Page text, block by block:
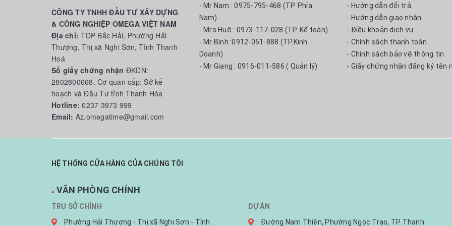
CÔNG TY TNHH ĐẦU TƯ XÂY DỰNG
& CÔNG NGHIỆP OMEGA VIỆT NAM
Địa chỉ:TDP Bắc Hải, Phường Hải
Thượng, Thị xã Nghi Sơn, Tỉnh Thanh
Hoá
Số giấy chứng nhận ĐKDN:
2802800068. Cơ quan cấp: Sở kế
hoạch và Đầu Tư tỉnh Thanh Hóa
Hotline:0237 3973 999
Email: Az.omegatime@gmail.com
- Mr Nam : 0975-795-468 (TP. Phía
Nam)
- Mrs Huệ : 0973-117-028 (TP. Kế toán)
- Mr Bình :0912-051-888 (TP.Kinh
Doanh)
- Mr Giang : 0916-011-586 ( Quản lý)
- Hướng dẫn đổi trả
- Hướng dẫn giao nhận
- Điều khoản dịch vụ
- Chính sách thanh toán
- Chính sách bảo vệ thông tin
- Giấy chứng nhận đăng ký tên
HỆ THỐNG CỬA HÀNG CỦA CHÚNG TÔI
. VĂN PHÒNG CHÍNH
TRỤ SỞ CHÍNH
Phường Hải Thượng - Thị xã Nghi Sơn - Tỉnh
DỰ ÁN
Đường Nam Thiên, Phường Ngọc Trạo, TP Thanh